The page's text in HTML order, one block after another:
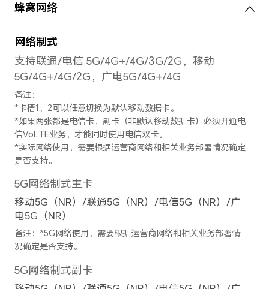
最大支持4K（3840×2160）视
频防抖
后置摄像头照片分辨率
最大可支持8192*6144像素
备注：不同拍照模式的照片像素可能
后置摄像头摄像分辨率
最大可支持 3840 × 2160像素
备注：不同拍摄模式的视频像素可能